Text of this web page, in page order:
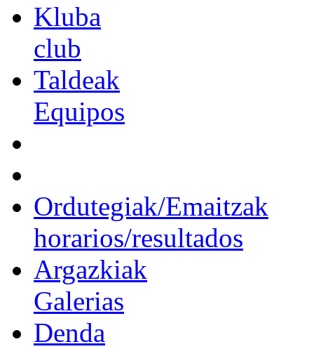
Kluba
club
Taldeak
Equipos
Ordutegiak/Emaitzak
horarios/resultados
Argazkiak
Galerias
Denda